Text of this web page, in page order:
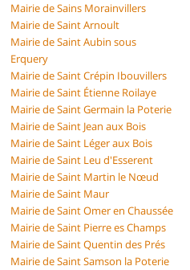
Mairie de Sains Morainvillers
Mairie de Saint Arnoult
Mairie de Saint Aubin sous
Erquery
Mairie de Saint Crépin Ibouvillers
Mairie de Saint Étienne Roilaye
Mairie de Saint Germain la Poterie
Mairie de Saint Jean aux Bois
Mairie de Saint Léger aux Bois
Mairie de Saint Leu d'Esserent
Mairie de Saint Martin le Nœud
Mairie de Saint Maur
Mairie de Saint Omer en Chaussée
Mairie de Saint Pierre es Champs
Mairie de Saint Quentin des Prés
Mairie de Saint Samson la Poterie